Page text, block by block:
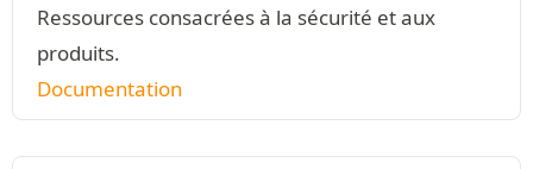
Ressources consacrées à la sécurité et aux
produits.
Documentation